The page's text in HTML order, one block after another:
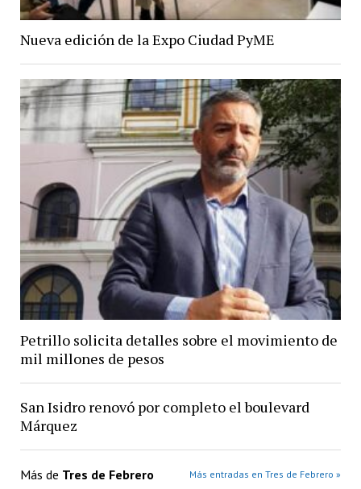
Nueva edición de la Expo Ciudad PyME
Petrillo solicita detalles sobre el movimiento de
mil millones de pesos
San Isidro renovó por completo el boulevard
Márquez
Más de Tres de Febrero Más entradas en Tres de Febrero »